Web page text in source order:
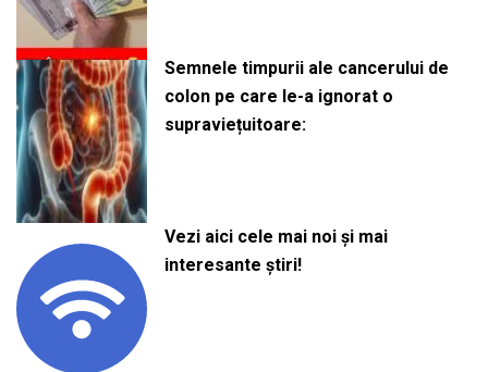
Semnele timpurii ale cancerului de
colon pe care le-a ignorat o
supraviețuitoare:
Vezi aici cele mai noi și mai
interesante știri!